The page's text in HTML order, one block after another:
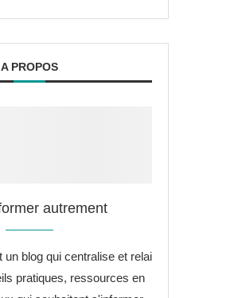
A PROPOS
autrement
blog qui centralise et relai
pratiques, ressources en